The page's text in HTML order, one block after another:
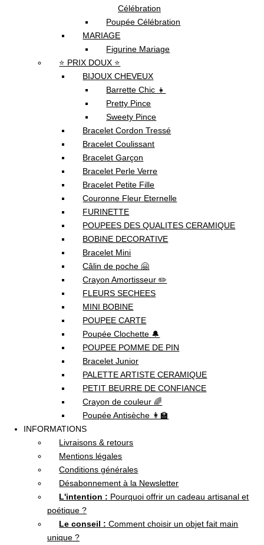
Célébration
Poupée Célébration
MARIAGE
Figurine Mariage
⭐ PRIX DOUX ⭐
BIJOUX CHEVEUX
Barrette Chic 👧
Pretty Pince
Sweety Pince
Bracelet Cordon Tressé
Bracelet Coulissant
Bracelet Garçon
Bracelet Perle Verre
Bracelet Petite Fille
Couronne Fleur Eternelle
FURINETTE
POUPEES DES QUALITES CERAMIQUE
BOBINE DECORATIVE
Bracelet Mini
Câlin de poche 🤗
Crayon Amortisseur ✏️
FLEURS SECHEES
MINI BOBINE
POUPEE CARTE
Poupée Clochette 🔔
POUPEE POMME DE PIN
Bracelet Junior
PALETTE ARTISTE CERAMIQUE
PETIT BEURRE DE CONFIANCE
Crayon de couleur 🌈
Poupée Antisèche 👩‍🏫
INFORMATIONS
Livraisons & retours
Mentions légales
Conditions générales
Désabonnement à la Newsletter
L'intention : Pourquoi offrir un cadeau artisanal et
poétique ?
Le conseil : Comment choisir un objet fait main
unique ?